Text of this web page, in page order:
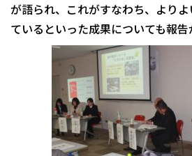
が語られ、これがすなわち、より
ているといった成果についても報告